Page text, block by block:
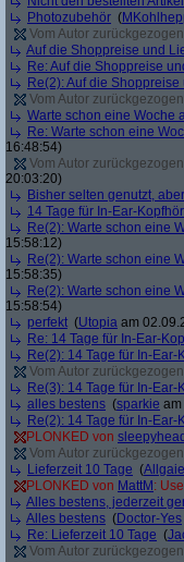
Photozubehör (
Vom Autor
Auf die Shoppreise und
Re: Auf die Shoppreise
Re(2): Auf die
Vom Autor
Warte schon eine Woche
Re: Warte schon eine
16:48:54)
Vom Autor
20:03:20)
Bisher selten genutzt,
14 Tage für In-Ear-
Re(2): Warte schon eine
15:58:12)
Re(2): Warte schon eine
15:58:35)
Re(2): Warte schon eine
15:58:54)
perfekt (Utopia am
Re: 14 Tage für In-Ear-
Re(2): 14 Tage für In-
Vom Autor
Re(3): 14 Tage für In-
alles bestens (sparkie
Re(2): 14 Tage für In-
PLONKED von sleepyhead
Vom Autor
Lieferzeit 10 Tage (
PLONKED von MattM :
Alles bestens, jederzeit
Alles bestens (Doctor-Yes
Re: Lieferzeit 10 Tage (
Vom Autor